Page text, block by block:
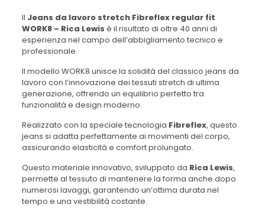
Il Jeans da lavoro stretch Fibreflex regular fit
WORK8 – Rica Lewis è il risultato di oltre 40 anni di
esperienza nel campo dell’abbigliamento tecnico e
professionale.
Il modello WORK8 unisce la solidità del classico jeans da
lavoro con l’innovazione dei tessuti stretch di ultima
generazione, offrendo un equilibrio perfetto tra
funzionalità e design moderno.
Realizzato con la speciale tecnologia Fibreflex, questo
jeans si adatta perfettamente ai movimenti del corpo,
assicurando elasticità e comfort prolungato.
Questo materiale innovativo, sviluppato da Rica Lewis,
permette al tessuto di mantenere la forma anche dopo
numerosi lavaggi, garantendo un’ottima durata nel
tempo e una vestibilità costante.